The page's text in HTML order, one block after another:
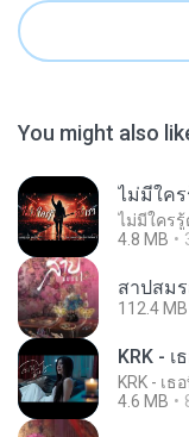
You might also
4.8 MB
สาปสม
112.4 MB
KRK -
KRK - เธ
4.6 MB